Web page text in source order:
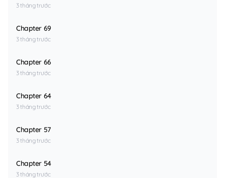
3 tháng trước
Chapter 69
3 tháng trước
Chapter 66
3 tháng trước
Chapter 64
3 tháng trước
Chapter 57
3 tháng trước
Chapter 54
3 tháng trước